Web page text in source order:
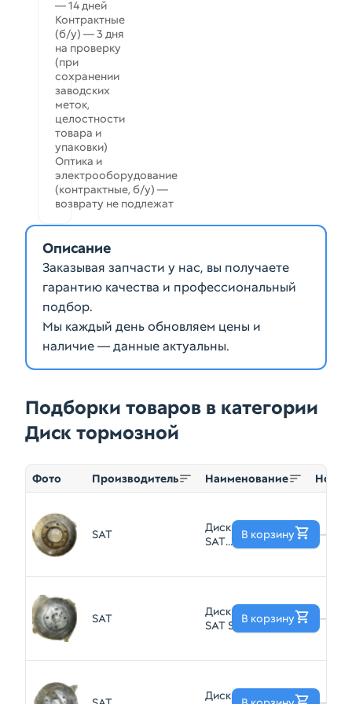
— 14 дней
Контрактные
(б/у) — 3 дня
на проверку
(при
сохранении
заводских
меток,
целостности
товара и
упаковки)
Оптика и
электрооборудование
(контрактные, б/у) —
возврату не подлежат
Описание
Заказывая запчасти у нас, вы получаете
гарантию качества и профессиональный
подбор.
Мы каждый день обновляем цены и
наличие — данные актуальны.
Подборки товаров в категории
Диск тормозной
Фото Производитель Наименование Номер
SAT
Диск тормозной
SAT
—
В корзину
SAT
Диск тормозной
SAT ST4351252010
—
В корзину
Диск тормозной